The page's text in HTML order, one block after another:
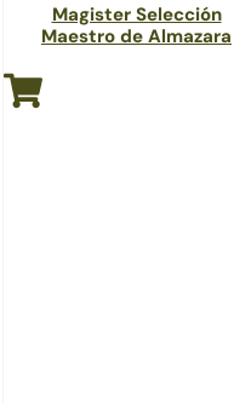
Magister Selección
Maestro de Almazara